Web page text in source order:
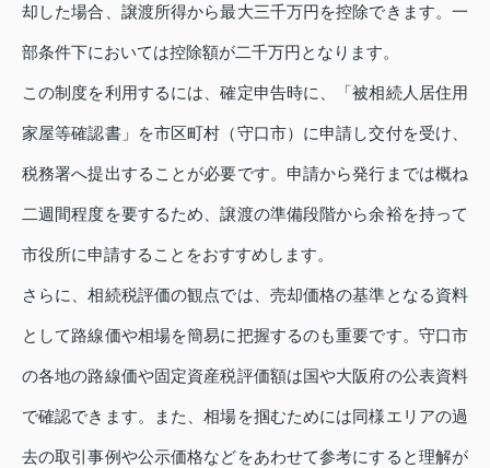
却した場合、譲渡所得から最大三千万円を控除できます。一
部条件下においては控除額が二千万円となります。
この制度を利用するには、確定申告時に、「被相続人居住用
家屋等確認書」を市区町村（守口市）に申請し交付を受け、
税務署へ提出することが必要です。申請から発行までは概ね
二週間程度を要するため、譲渡の準備段階から余裕を持って
市役所に申請することをおすすめします。
さらに、相続税評価の観点では、売却価格の基準となる資料
として路線価や相場を簡易に把握するのも重要です。守口市
の各地の路線価や固定資産税評価額は国や大阪府の公表資料
で確認できます。また、相場を掴むためには同様エリアの過
去の取引事例や公示価格などをあわせて参考にすると理解が